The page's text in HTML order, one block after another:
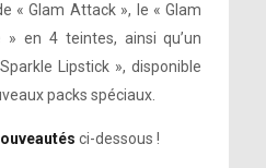
« Glam Attack », le « Glam
en 4 teintes, ainsi qu’un
Lipstick », disponible
packs spéciaux.
ci-dessous !